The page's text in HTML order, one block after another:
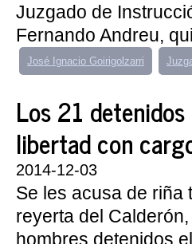
Juzgado de
Fernando Andreu,
José Ignacio Goirigolzarri
Los 21
libertad con
2014-12-03
Se les acusa de riña
reyerta del
hombres detenidos